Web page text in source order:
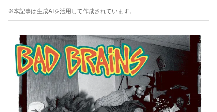
※本記事は生成AIを活用して作成されています。